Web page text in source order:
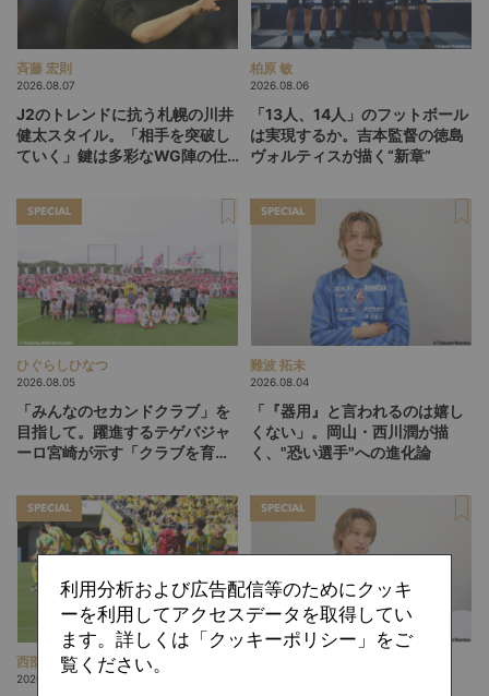
斉藤 宏則
2026.08.07
J2のトレンドに抗う札幌の川井
健太スタイル。「相手を突破し
ていく」鍵は多彩なWG陣の仕
柏原 敏
2026.08.06
「13人、14人」のフットボール
は実現するか。吉本監督の徳島
ヴォルティスが描く“新章”
SPECIAL
ひぐらしひなつ
2026.08.05
「みんなのセカンドクラブ」を
目指して。躍進するテゲバジャ
ーロ宮崎が示す「クラブを育て
SPECIAL
難波 拓未
2026.08.04
「『器用』と言われるのは嬉し
くない」。岡山・西川潤が描
く、"恐い選手"への進化論
SPECIAL
西部 謙司
2026.08.03
SPECIAL
利用分析および広告配信等のためにクッキ
ーを利用してアクセスデータを取得してい
ます。詳しくは「クッキーポリシー」をご
覧ください。